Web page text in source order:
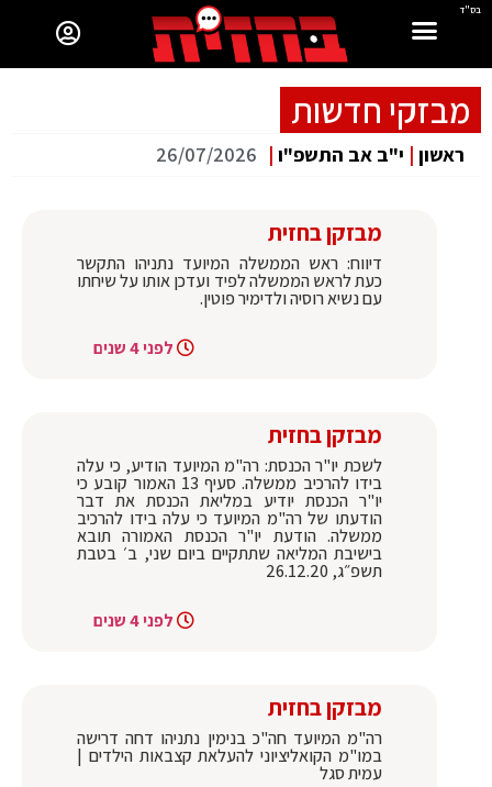
בס"ד
מבזקי חדשות
ראשון | י"ב אב התשפ"ו |
26/07/2026
מבזקן בחזית
דיווח: ראש הממשלה המיועד נתניהו התקשר
כעת לראש הממשלה לפיד ועדכן אותו על שיחתו
עם נשיא רוסיה ולדימיר פוטין.
לפני 4 שנים
מבזקן בחזית
לשכת יו"ר הכנסת: רה"מ המיועד הודיע, כי עלה
בידו להרכיב ממשלה. סעיף 13 האמור קובע כי
יו"ר הכנסת יודיע במליאת הכנסת את דבר
הודעתו של רה"מ המיועד כי עלה בידו להרכיב
ממשלה. הודעת יו"ר הכנסת האמורה תובא
בישיבת המליאה שתתקיים ביום שני, ב׳ בטבת
תשפ״ג, 26.12.20
לפני 4 שנים
מבזקן בחזית
רה"מ המיועד חה"כ בנימין נתניהו דחה דרישה
במו"מ הקואליציוני להעלאת קצבאות הילדים |
עמית סגל